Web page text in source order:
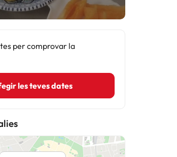
per comprovar la
les teves dates